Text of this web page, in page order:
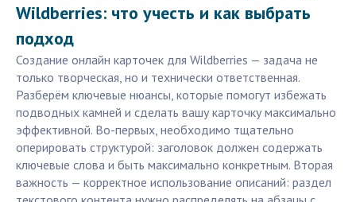
Wildberries: что учесть и как выбрать
подход
Создание онлайн карточек для Wildberries — задача не
только творческая, но и технически ответственная.
Разберём ключевые нюансы, которые помогут избежать
подводных камней и сделать вашу карточку максимально
эффективной. Во-первых, необходимо тщательно
оперировать структурой: заголовок должен содержать
ключевые слова и быть максимально конкретным. Вторая
важность — корректное использование описаний: раздел